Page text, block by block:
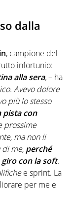
dalla
, campione del
infortunio:
alla sera,– ha
Avevo dolore
più lo stesso
pista con
prossime
ma non li
di me, perché
con la soft.
e sprint. La
per me e